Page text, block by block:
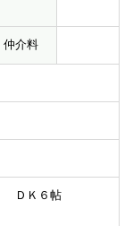
仲介料
ＤＫ６帖